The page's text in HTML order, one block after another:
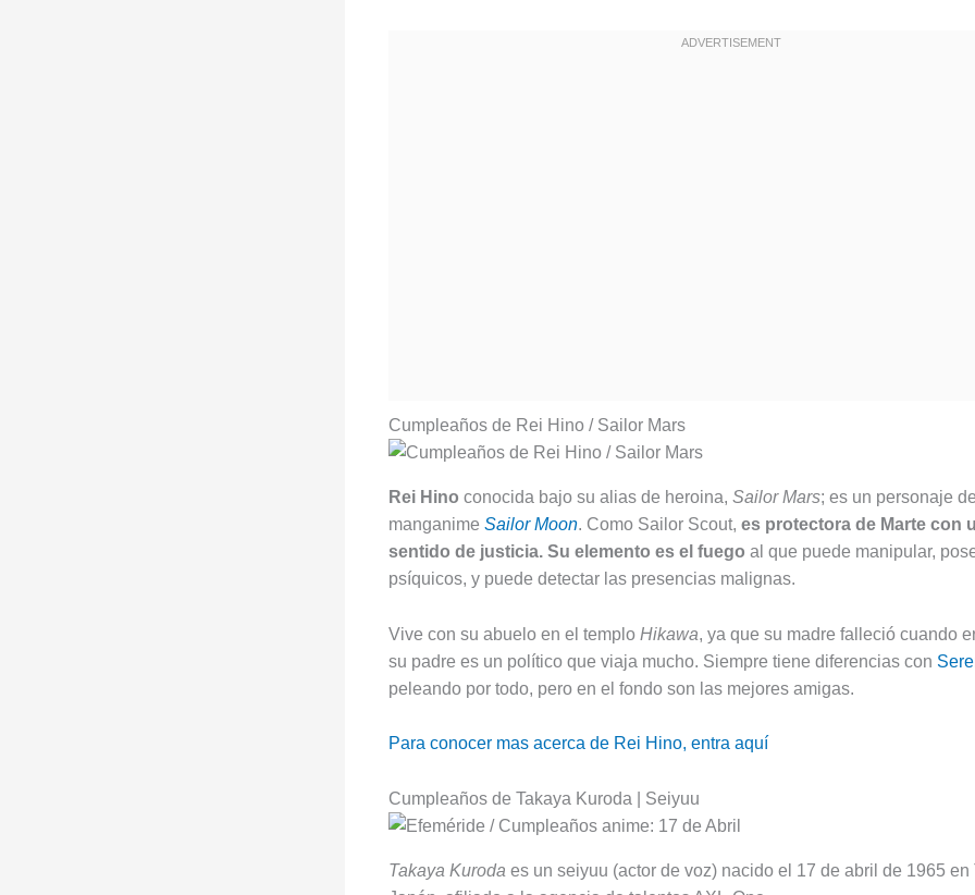
Cumpleaños de Rei Hino / Sailor Mars
Rei Hino conocida bajo su alias de heroina, Sailor Mars; es un personaje del
manganime Sailor Moon. Como Sailor Scout, es protectora de Marte con
sentido de justicia. Su elemento es el fuego al que puede manipular,
psíquicos, y puede detectar las presencias malignas.
Vive con su abuelo en el templo Hikawa, ya que su madre falleció cuando
su padre es un político que viaja mucho. Siempre tiene diferencias con
peleando por todo, pero en el fondo son las mejores amigas.
Para conocer mas acerca de Rei Hino, entra aquí
Cumpleaños de Takaya Kuroda | Seiyuu
Takaya Kuroda es un seiyuu (actor de voz) nacido el 17 de abril de 1965 en